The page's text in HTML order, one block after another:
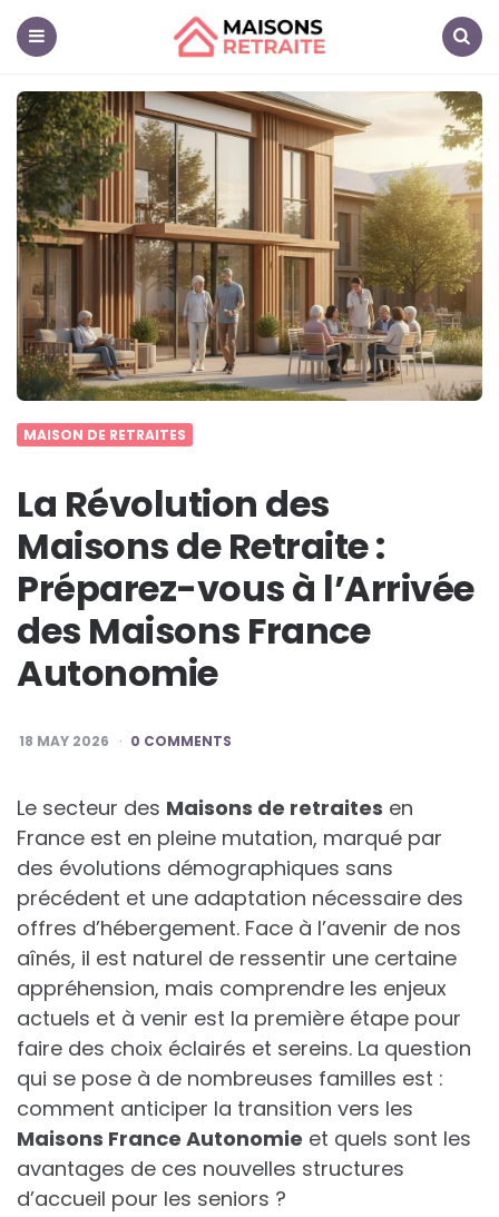
Maisons
Retraite
MAISON DE RETRAITES
La Révolution des
Maisons de Retraite :
Préparez-vous à l’Arrivée
des Maisons France
Autonomie
18 MAY 2026 0 COMMENTS
Le secteur des Maisons de retraites en
France est en pleine mutation, marqué par
des évolutions démographiques sans
précédent et une adaptation nécessaire des
offres d’hébergement. Face à l’avenir de nos
aînés, il est naturel de ressentir une certaine
appréhension, mais comprendre les enjeux
actuels et à venir est la première étape pour
faire des choix éclairés et sereins. La question
qui se pose à de nombreuses familles est :
comment anticiper la transition vers les
Maisons France Autonomie et quels sont les
avantages de ces nouvelles structures
d’accueil pour les seniors ?